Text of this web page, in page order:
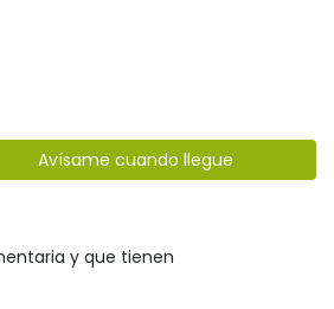
Avísame cuando llegue
y que tienen